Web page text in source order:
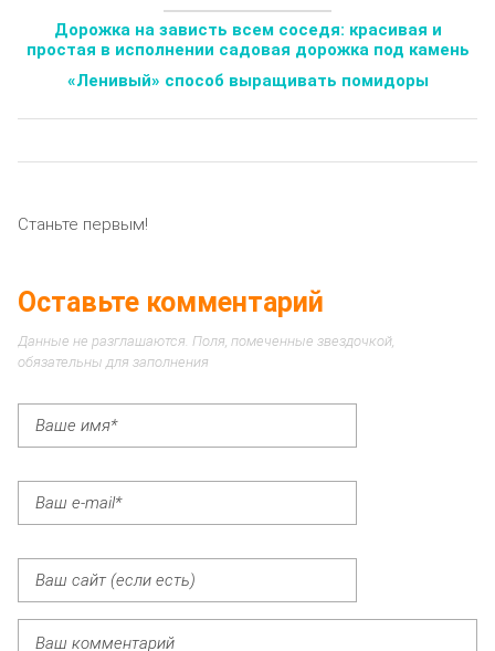
Дорожка на зависть всем соседя: красивая и
простая в исполнении садовая дорожка под камень
«Ленивый» способ выращивать помидоры
Станьте первым!
Оставьте комментарий
Данные не разглашаются. Поля, помеченные звездочкой,
обязательны для заполнения